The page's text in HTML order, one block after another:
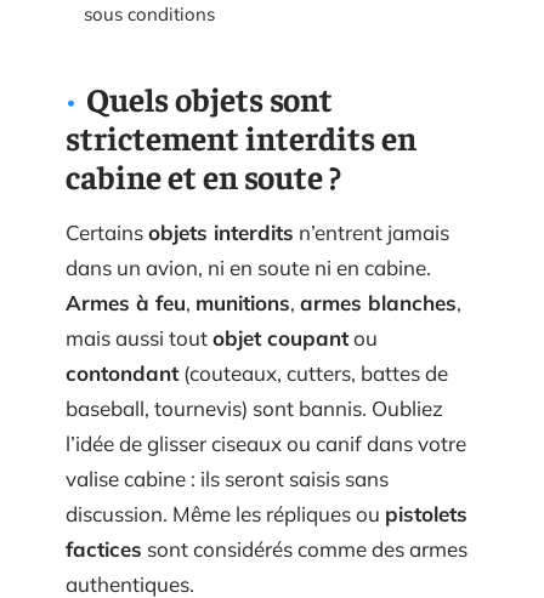
sous conditions
Quels objets sont
strictement interdits en
cabine et en soute ?
Certainsobjets interdits n’entrent jamais
dans un avion, ni en soute ni en cabine.
Armes à feu, munitions, armes blanches,
mais aussi toutobjet coupantou
contondant(couteaux, cutters, battes de
baseball, tournevis) sont bannis. Oubliez
l’idée de glisser ciseaux ou canif dans votre
valise cabine : ils seront saisis sans
discussion. Même les répliques ou pistolets
factices sont considérés comme des armes
authentiques.